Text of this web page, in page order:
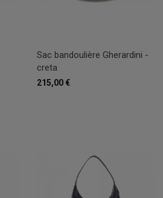
Sac bandoulière Gherardini -
creta
215,00 €